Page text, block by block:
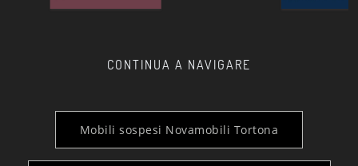
CONTINUA A NAVIGARE
Mobili sospesi Novamobili Tortona